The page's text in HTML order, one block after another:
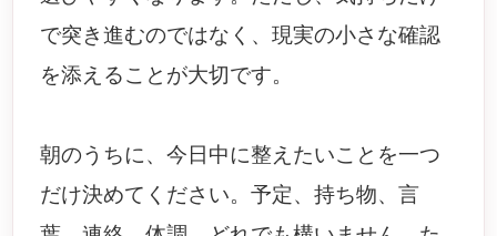
で突き進むのではなく、現実の小さな確認
を添えることが大切です。
朝のうちに、今日中に整えたいことを一つ
だけ決めてください。予定、持ち物、言